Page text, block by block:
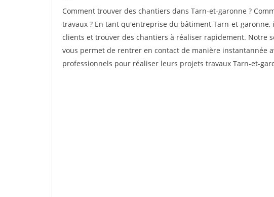
Comment trouver des chantiers dans Tarn-et-garonne ?
travaux ? En tant qu'entreprise du bâtiment Tarn-et-
clients et trouver des chantiers à réaliser rapidement. Notre
vous permet de rentrer en contact de manière instantannée
professionnels pour réaliser leurs projets travaux Tarn-et-